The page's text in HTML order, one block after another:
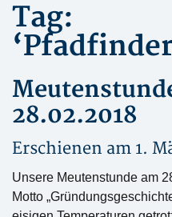
Tag:
28.02.2018
Erschienen am 1.
Unsere Meutenstunde am
Motto